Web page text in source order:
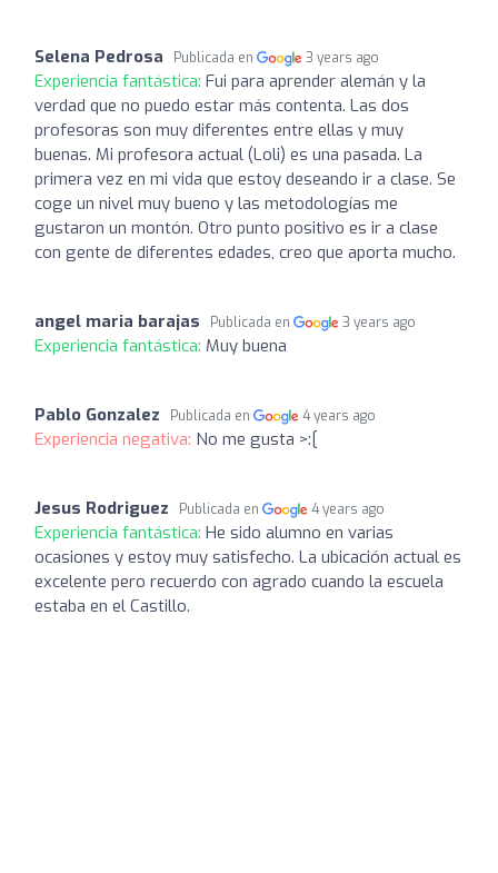
Selena Pedrosa Publicada en 3 years ago
Experiencia fantástica: Fui para aprender alemán y la
verdad que no puedo estar más contenta. Las dos
profesoras son muy diferentes entre ellas y muy
buenas. Mi profesora actual (Loli) es una pasada. La
primera vez en mi vida que estoy deseando ir a clase. Se
coge un nivel muy bueno y las metodologías me
gustaron un montón. Otro punto positivo es ir a clase
con gente de diferentes edades, creo que aporta mucho.
angel maria barajas Publicada en 3 years ago
Experiencia fantástica: Muy buena
Pablo Gonzalez Publicada en 4 years ago
Experiencia negativa: No me gusta >:[
Jesus Rodriguez Publicada en 4 years ago
Experiencia fantástica: He sido alumno en varias
ocasiones y estoy muy satisfecho. La ubicación actual es
excelente pero recuerdo con agrado cuando la escuela
estaba en el Castillo.